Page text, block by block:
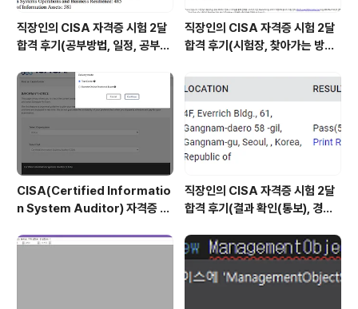
직장인의 CISA 자격증 시험 2달
합격 후기(공부방법, 일정, 공부시
직장인의 CISA 자격증 시험 2달
합격 후기(시험장, 찾아가는 방법,
CISA(Certified Informatio
n System Auditor) 자격증 시
험 일정 확인(23년)
직장인의 CISA 자격증 시험 2달
합격 후기(결과 확인(통보), 경력